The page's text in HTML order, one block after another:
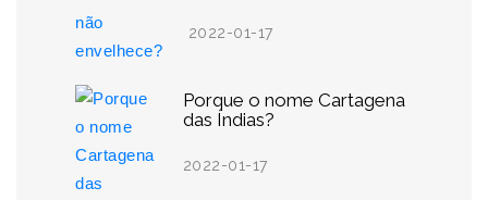
2022-01-17
Porque o nome Cartagena
das Índias?
2022-01-17